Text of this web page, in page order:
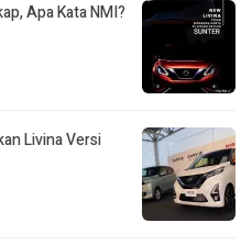
Apa Kata NMI?
Livina Versi